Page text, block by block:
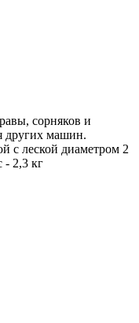
сорняков и
других машин.
с леской диаметром 2
- 2,3 кг